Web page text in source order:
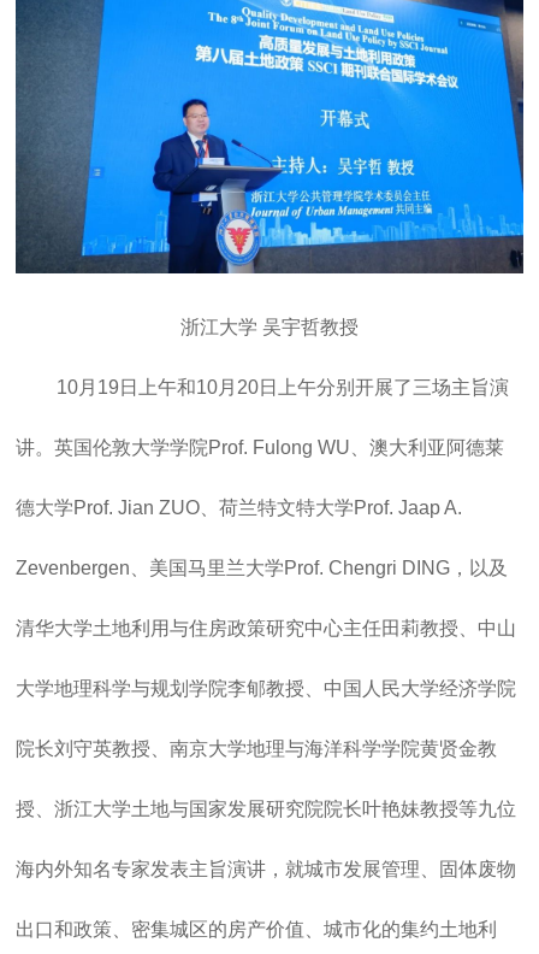
浙江大学 吴宇哲教授
10月19日上午和10月20日上午分别开展了三场主旨演
讲。英国伦敦大学学院Prof. Fulong WU、澳大利亚阿德莱
德大学Prof. Jian ZUO、荷兰特文特大学Prof. Jaap A.
Zevenbergen、美国马里兰大学Prof. Chengri DING，以及
清华大学土地利用与住房政策研究中心主任田莉教授、中山
大学地理科学与规划学院李郇教授、中国人民大学经济学院
院长刘守英教授、南京大学地理与海洋科学学院黄贤金教
授、浙江大学土地与国家发展研究院院长叶艳妹教授等九位
海内外知名专家发表主旨演讲，就城市发展管理、固体废物
出口和政策、密集城区的房产价值、城市化的集约土地利